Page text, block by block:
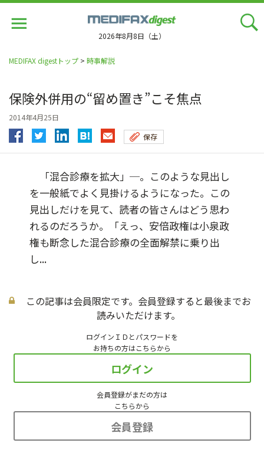
2026年8月8日（土）
MEDIFAX digestトップ > 時事解説
保険外併用の“留め置き”こそ焦点
2014年4月25日
保存
「混合診療を拡大」─。このような見出し
を一般紙でよく見掛けるようになった。この
見出しだけを見て、読者の皆さんはどう思わ
れるのだろうか。「えっ、安倍政権は小泉政
権も断念した混合診療の全面解禁に乗り出
し...
この記事は会員限定です。会員登録すると最後までお
読みいただけます。
ログインＩＤとパスワードを
お持ちの方はこちらから
ログイン
会員登録がまだの方は
こちらから
会員登録